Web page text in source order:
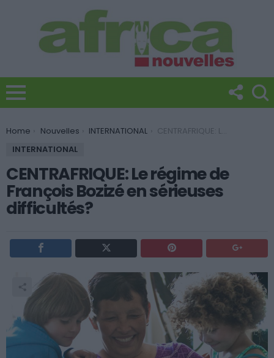
You are here:
Home Nouvelles INTERNATIONAL
CENTRAFRIQUE: Le régime de François Bozizé en sérieuses difficultés?
INTERNATIONAL
CENTRAFRIQUE: Le régime de
François Bozizé en sérieuses
difficultés?